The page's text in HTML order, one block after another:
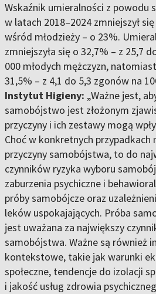
Wskaźnik umieralności z powodu
w latach 2018–2024 zmniejszył
wśród młodzieży – o 23%.
zmniejszyła się o 32,7% – z 25,7
000 młodych mężczyzn,
31,5% – z 4,1 do 5,3 zgonów na
Instytut Higieny: „Ważne jest,
samobójstwo jest złożonym
przyczyny i ich zestawy mogą
Choć w konkretnych przypadkach
przyczyny samobójstwa, to do
czynników ryzyka wyboru
zaburzenia psychiczne i
próby samobójcze oraz
leków uspokajających. Próba
jest uważana za największy
samobójstwa. Ważne są również
kontekstowe, takie jak warunki
społeczne, tendencje do izolacji
i jakość usług zdrowia